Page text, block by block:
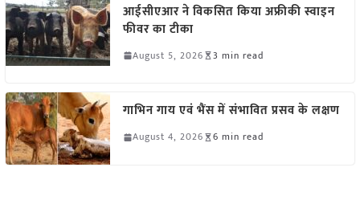
आईसीएआर ने विकसित किया अफ्रीकी स्वाइन
फीवर का टीका
August 5, 2026 3 min read
गाभिन गाय एवं भैंस में संभावित प्रसव के लक्षण
August 4, 2026 6 min read